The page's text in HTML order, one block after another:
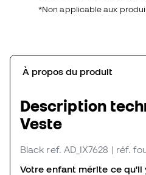
*Non applicable aux
À propos du produit
Description
Veste
Black ref. AD_IX7628 | réf.
Votre enfant mérite ce qu'il